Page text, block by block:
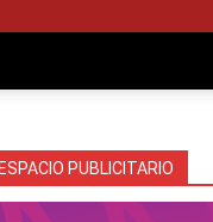
ESPACIO PUBLICITARIO